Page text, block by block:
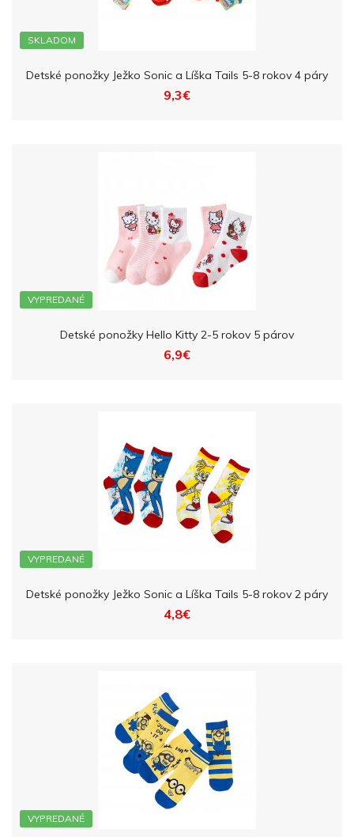
SKLADOM
Detské ponožky Ježko Sonic a Líška Tails 5-8 rokov 4 páry
9,3€
VYPREDANÉ
Detské ponožky Hello Kitty 2-5 rokov 5 párov
6,9€
VYPREDANÉ
Detské ponožky Ježko Sonic a Líška Tails 5-8 rokov 2 páry
4,8€
VYPREDANÉ